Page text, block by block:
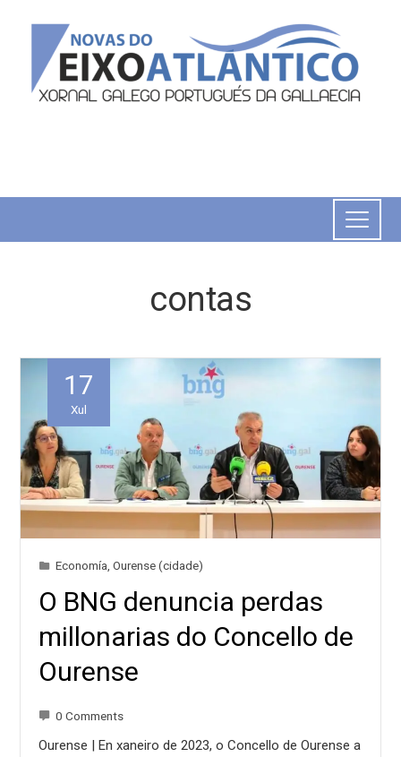
contas
17
Xul
Economía ,Ourense (cidade)
O BNG denuncia perdas
millonarias do Concello de
Ourense
0 Comments
Ourense | En xaneiro de 2023, o Concello de Ourense a